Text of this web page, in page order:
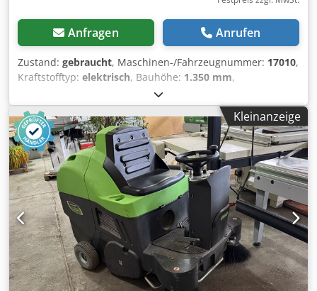
Anfragen Anrufen
Zustand: gebraucht, Maschinen-/Fahrzeugnummer: 17010,
Kraftstofftyp: elektrisch, Bauhöhe: 1.350 mm,
800 mm, 186554 Seriennummer:
N2037031 Dcodpfx Asy Ekwkenusk
Kleinanzeige